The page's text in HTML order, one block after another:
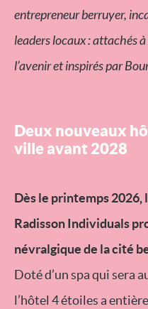
entrepreneur berruyer,
leaders locaux : attachés
l’avenir et inspirés par
Deux nouveaux
ville avant 2028
Dès le printemps 2026,
Radisson Individuals
névralgique de la cité
Doté d’un spa qui sera
l’hôtel 4 étoiles a